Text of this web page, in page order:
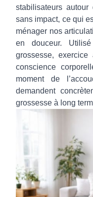
stabilisateurs
sans impact, ce qui
ménager nos
en douceur.
grossesse,
conscience
moment de
demandent
grossesse à long